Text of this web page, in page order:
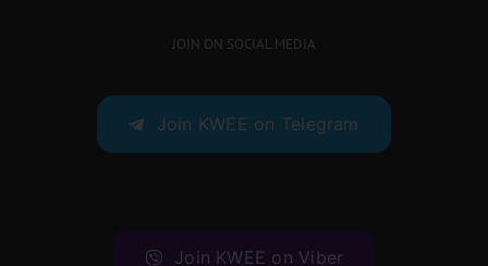
JOIN ON SOCIAL MEDIA
Join KWEE on Telegram
Join KWEE on Viber